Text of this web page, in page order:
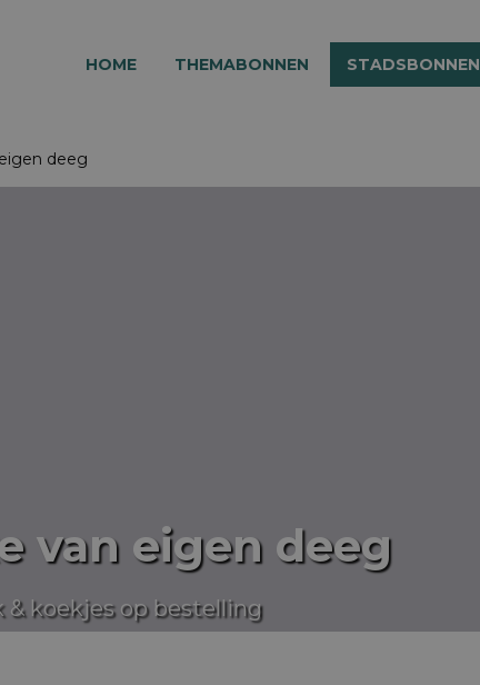
HOME THEMABONNEN STADSBONNEN
deeg
van eigen deeg
& koekjes op bestelling